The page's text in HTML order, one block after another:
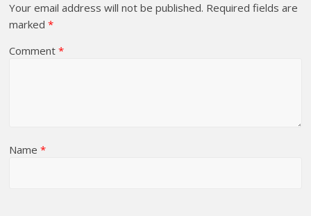
Your email address will not be published. Required fields are
marked*
Comment*
Name*